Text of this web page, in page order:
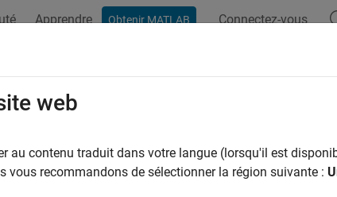
Apprendre Obtenir MATLAB Connectez-vous
How useful was this
web
au contenu traduit dans votre langue (lorsqu'il est
vous recommandons de sélectionner la région suivante :